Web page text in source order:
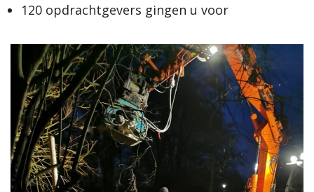
120 opdrachtgevers gingen u voor